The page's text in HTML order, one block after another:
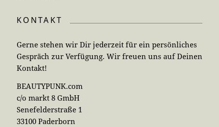
KONTAKT
Gerne stehen wir Dir jederzeit für ein persönliches
Gespräch zur Verfügung. Wir freuen uns auf Deinen
Kontakt!
BEAUTYPUNK.com
c/o markt 8 GmbH
Senefelderstraße 1
33100 Paderborn